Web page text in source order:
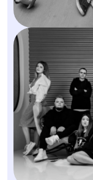
Разберем